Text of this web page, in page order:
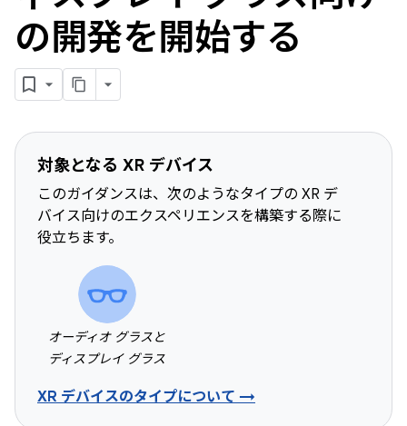
の開発を開始する
対象となる XR デバイス
このガイダンスは、次のようなタイプの XR デ
バイス向けのエクスペリエンスを構築する際に
役立ちます。
オーディオ グラスと
ディスプレイ グラス
XR デバイスのタイプについて →